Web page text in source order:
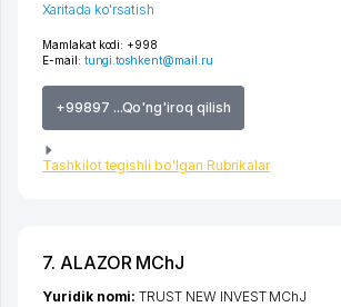
Mamlakat kodi: +998
E-mail: tungi.toshkent@mail.ru
+99897 ...Qo'ng'iroq qilish
Tashkilot tegishli bo'lgan Rubrikalar
Xaritada ko'rsatish
7. ALAZOR MChJ
Yuridik nomi:TRUST NEW INVEST MChJ